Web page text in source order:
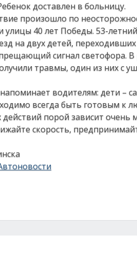
доставлен в больницу.
произошло по
улицы 40 лет Победы. 53-
на двух детей,
сигнал светофора.
травмы, один из них с
водителям: дети –
всегда быть готовым к
порой зависит очень
скорость,